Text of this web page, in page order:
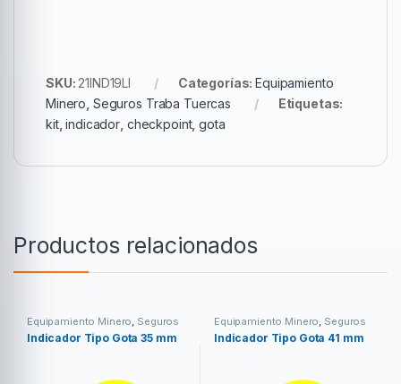
SKU: 21IND19LI Categorías:Equipamiento
Minero Seguros Traba Tuercas
Etiquetas:
kit,indicador checkpoint,gota
Productos relacionados
Equipamiento Minero, Seguros
Traba Tuercas
Indicador Tipo Gota 35 mm
Equipamiento Minero, Seguros
Traba Tuercas
Indicador Tipo Gota 41 mm